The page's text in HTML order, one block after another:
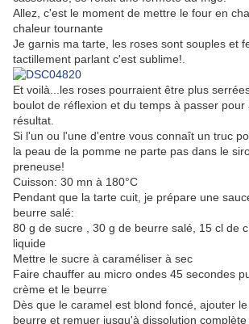
Allez, c'est le moment de mettre le four en
chaleur tournante
Je garnis ma tarte, les roses sont souples et
tactillement parlant c'est sublime!.
Et voilà...les roses pourraient être plus
boulot de réflexion et du temps à passer pour
résultat.
Si l'un ou l'une d'entre vous connaît un truc
la peau de la pomme ne parte pas dans le
preneuse!
Cuisson: 30 mn à 180°C
Pendant que la tarte cuit, je prépare une
beurre salé:
80 g de sucre , 30 g de beurre salé, 15 cl de
liquide
Mettre le sucre à caraméliser à sec
Faire chauffer au micro ondes 45 secondes
crème et le beurre
Dès que le caramel est blond foncé, ajouter
beurre et remuer jusqu'à dissolution